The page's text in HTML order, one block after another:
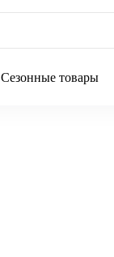
Сезонные товары